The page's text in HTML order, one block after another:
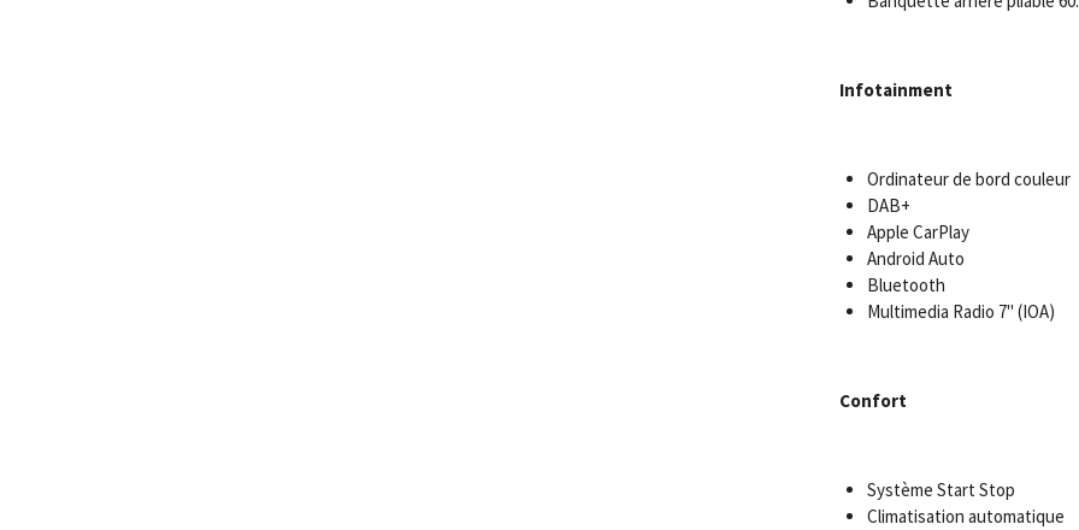
Infotainment
Ordinateur de bord couleur
DAB+
Apple CarPlay
Android Auto
Bluetooth
Multimedia Radio 7" (IOA)
Confort
Système Start Stop
Climatisation automatique